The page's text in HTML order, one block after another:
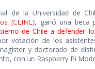
de la Universidad de
(CEINE), ganó una beca
de Chile a defender
votación de los
y doctorado de
con un Raspberry Pi